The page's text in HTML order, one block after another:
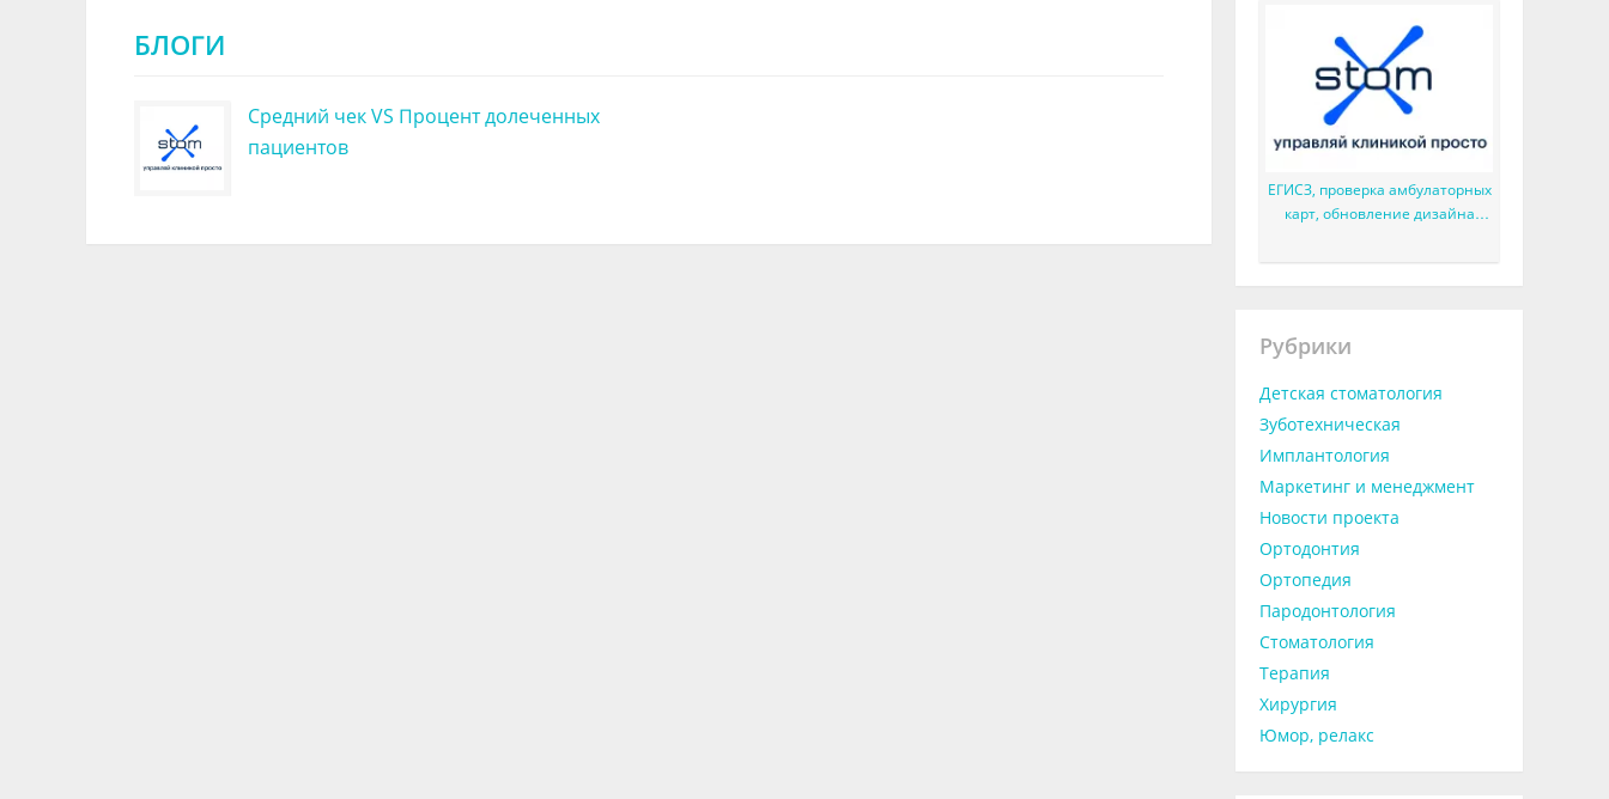
БЛОГИ
Средний чек VS Процент долеченных
пациентов
ЕГИСЗ, проверка амбулаторных
карт, обновление дизайна
Рубрики
Детская стоматология
Зуботехническая
Имплантология
Маркетинг и менеджмент
Новости проекта
Ортодонтия
Ортопедия
Пародонтология
Стоматология
Терапия
Хирургия
Юмор, релакс